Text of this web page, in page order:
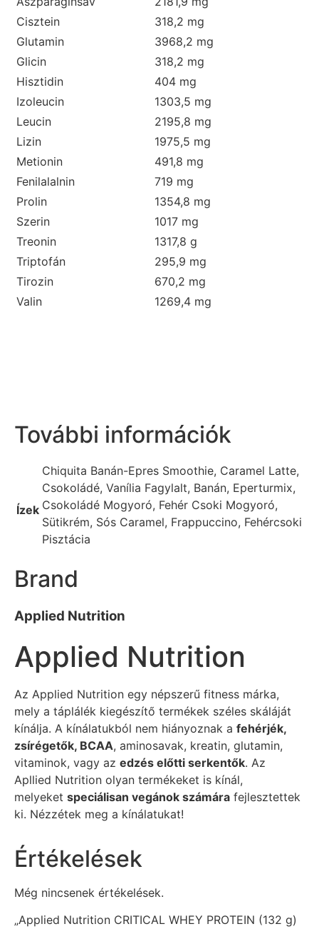
Cisztein
318,2 mg
Glutamin
3968,2 mg
Glicin
318,2 mg
Hisztidin
404 mg
Izoleucin
1303,5 mg
Leucin
2195,8 mg
Lizin
1975,5 mg
Metionin
491,8 mg
Fenilalalnin
719 mg
Prolin
1354,8 mg
Szerin
1017 mg
Treonin
1317,8 g
Triptofán
295,9 mg
Tirozin
670,2 mg
Valin
1269,4 mg
További információk
Ízek
Chiquita Banán-Epres Smoothie, Caramel Latte,
Csokoládé, Vanília Fagylalt, Banán, Eperturmix,
Csokoládé Mogyoró, Fehér Csoki Mogyoró,
Sütikrém, Sós Caramel, Frappuccino, Fehércsoki
Pisztácia
Brand
Applied Nutrition
Applied Nutrition
Az Applied Nutrition egy népszerű fitness márka,
mely a táplálék kiegészítő termékek széles skáláját
kínálja. A kínálatukból nem hiányoznak a fehérjék,
zsírégetők, BCAA, aminosavak, kreatin, glutamin,
vitaminok, vagy az edzés előtti serkentők. Az
Apllied Nutrition olyan termékeket is kínál,
melyeket speciálisan vegánok számára fejlesztettek
ki. Nézzétek meg a kínálatukat!
Értékelések
Még nincsenek értékelések.
„Applied Nutrition CRITICAL WHEY PROTEIN (132 g)